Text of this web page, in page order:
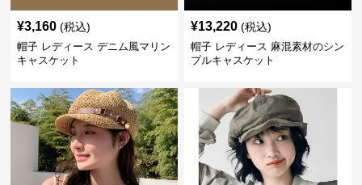
¥3,160 (税込)
帽子 レディース デニム風マリン
キャスケット
¥13,220 (税込)
帽子 レディース 麻混素材のシン
プルキャスケット